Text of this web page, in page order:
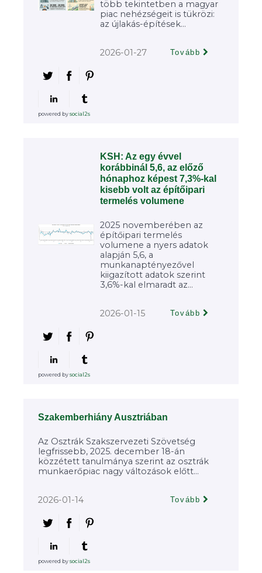
több tekintetben a magyar
piac nehézségeit is tükrözi:
az újlakás-építések...
2026-01-27 Tovább
powered bysocial2s
KSH: Az egy évvel
korábbinál 5,6, az előző
hónaphoz képest 7,3%-kal
kisebb volt az építőipari
termelés volumene
2025 novemberében az
építőipari termelés
volumene a nyers adatok
alapján 5,6, a
munkanaptényezővel
kiigazított adatok szerint
3,6%-kal elmaradt az...
2026-01-15 Tovább
powered bysocial2s
Szakemberhiány Ausztriában
Az Osztrák Szakszervezeti Szövetség
legfrissebb, 2025. december 18-án
közzétett tanulmánya szerint az osztrák
munkaerőpiac nagy változások előtt...
2026-01-14 Tovább
powered bysocial2s